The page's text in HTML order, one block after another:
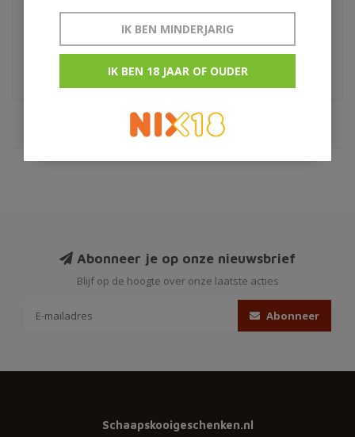
€19,95
Abonneer je op onze nieuwsbrief
Blijf op de hoogte over onze laatste acties
Abonneer
Schaapskooigeschenken.nl
IK BEN MINDERJARIG
IK BEN 18 JAAR OF OUDER